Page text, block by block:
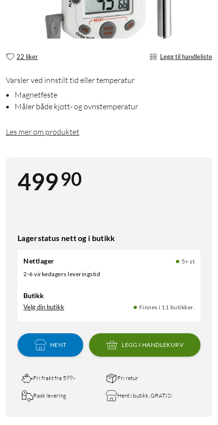
22 liker Legg til handleliste
Varsler ved innstilt tid eller temperatur
Magnetfeste
Måler både kjøtt- og ovnstemperatur
Les mer om produktet
49990
Lagerstatus nett og i butikk
Nettlager
5+ st
2-6 virkedagers leveringstid
Butikk
Velg din butikk Finnes i 11 butikker.
HENT LEGG I HANDLEKURV
Fri frakt fra 599,- Fri retur
Rask levering Hent i butikk, GRATIS!